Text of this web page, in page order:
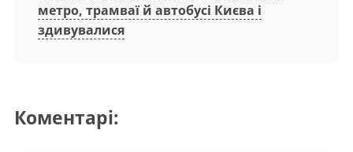
метро, трамваї й автобусі Києва і
здивувалися
Коментарі: